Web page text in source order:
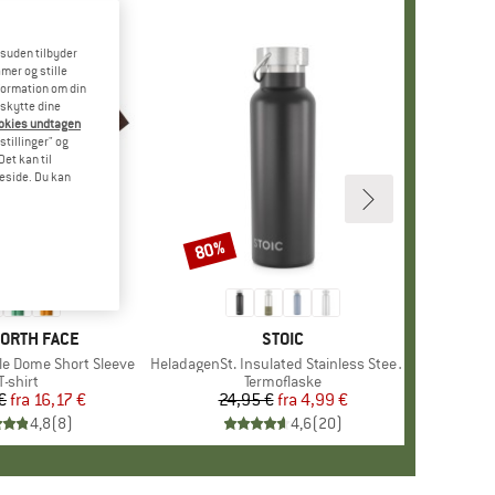
FACE
Dome Short Sleeve
shirt
Pris
Nedsat pris
fra 16,17 €
4,8(8)
MÆRKE
STOIC
Artikel
HeladagenSt. Insulated Stainless Steel Bottle 500
Produktgruppe
Termoflaske
Pris
24,95 € Nedsat pris
fra 4,99 €
4,6(20)
Rabat
80%
tilbyder
og stille
om din
dine
undtagen
og
kan til
Du kan